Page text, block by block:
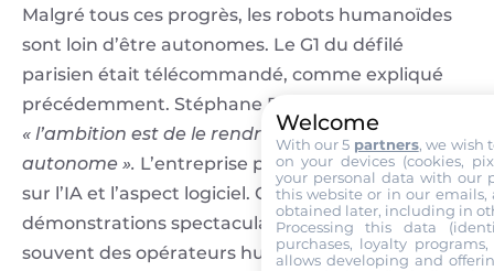
Malgré tous ces progrès, les robots humanoïdes
sont loin d’être autonomes. Le G1 du défilé
parisien était télécommandé, comme expliqué
précédemment. Stéphane Bohbot explique que
« l’ambition est de le rendre progressivement
autonome ». L’entreprise planche en ce moment
sur l’IA et l’aspect logiciel. Car oui, derrière les
démonstrations spectaculaires se cachent
souvent des opérateurs humains. En Chine,ce
Welcome
With our 5 partners, we wish
on your devices (cookies,
your personal data with our
this website or in our emails,
obtained later, including in
Processing this data
purchases, loyalty
allows developing and